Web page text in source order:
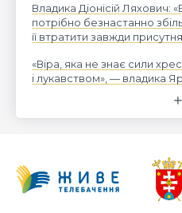
Владика Діонісій Ляхович:
потрібно безнастанно
її втратити завжди
«Віра, яка не знає сили
і лукавством», — владика